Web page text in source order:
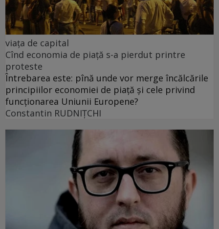
viața de capital
Cînd economia de piață s-a pierdut printre
proteste
Întrebarea este: pînă unde vor merge încălcările
principiilor economiei de piață și cele privind
funcționarea Uniunii Europene?
Constantin RUDNIŢCHI